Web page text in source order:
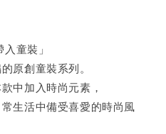
童裝」
原創童裝系列。
中加入時尚元素，
生活中備受喜愛的時尚風